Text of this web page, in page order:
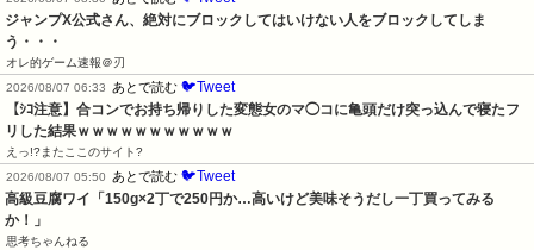
ジャンプX公式さん、絶対にブロックしてはいけない人をブロックしてしま
う・・・
オレ的ゲーム速報＠刃
2026/08/07 06:33
あとで読む 🐦Tweet
【ｼｺ注意】合コンでお持ち帰りした変態女のマ◯コに亀頭だけ突っ込んで寝たフ
リした結果ｗｗｗｗｗｗｗｗｗｗｗ
えっ!?またここのサイト?
2026/08/07 05:50
あとで読む 🐦Tweet
高級豆腐ワイ「150g×2丁で250円か…高いけど美味そうだし一丁買ってみる
か！」
思考ちゃんねる